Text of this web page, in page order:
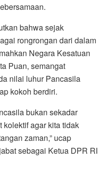
bahwa sejak
rongrongan dari dalam
Negara Kesatuan
Puan, semangat
nilai luhur Pancasila
kokoh berdiri.
bukan sekadar
agar kita tidak
zaman,” ucap
sebagai Ketua DPR RI